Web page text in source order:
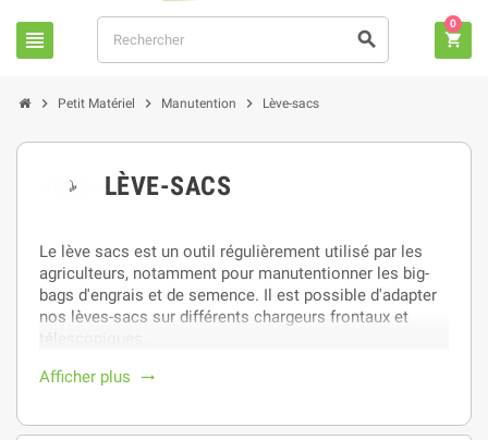
view_headline search shopping_cart
0
chevron_right Petit Matériel chevron_right Manutention chevron_right Lève-sacs
LÈVE-SACS
Le lève sacs est un outil régulièrement utilisé par les
agriculteurs, notamment pour manutentionner les big-
bags d'engrais et de semence. Il est possible d'adapter
nos lèves-sacs sur différents chargeurs frontaux et
Afficher plus
trending_flat